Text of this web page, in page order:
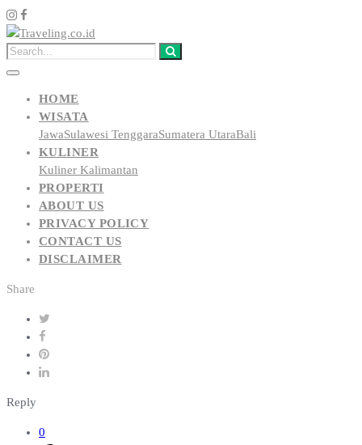
HOME
WISATA
JawaSulawesi TenggaraSumatera UtaraBali
KULINER
Kuliner Kalimantan
PROPERTI
ABOUT US
PRIVACY POLICY
CONTACT US
DISCLAIMER
Share
Reply
0